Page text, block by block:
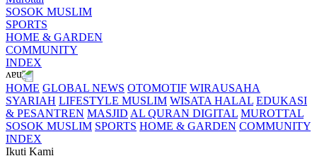
SOSOK MUSLIM
SPORTS
HOME & GARDEN
COMMUNITY
INDEX
HOME GLOBAL NEWS OTOMOTIF WIRAUSAHA
SYARIAH LIFESTYLE MUSLIM WISATA HALAL EDUKASI
& PESANTREN MASJID AL QURAN DIGITAL MUROTTAL
SOSOK MUSLIM SPORTS HOME & GARDEN COMMUNITY
INDEX
Ikuti Kami